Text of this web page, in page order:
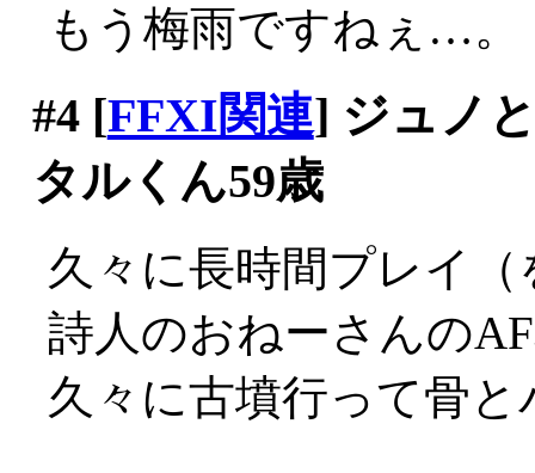
もう梅雨ですねぇ…。
#4[FFXI関連] ジュノ
タルくん59歳
久々に長時間プレイ（
詩人のおねーさんの
久々に古墳行って骨